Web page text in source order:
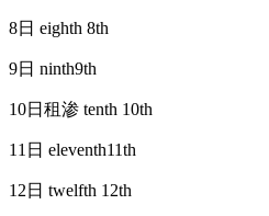
8日 eighth 8th
9日 ninth9th
10日租渗 tenth 10th
11日 eleventh11th
12日 twelfth 12th